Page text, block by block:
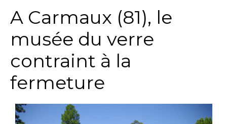
A Carmaux (81), le
musée du verre
contraint à la
fermeture